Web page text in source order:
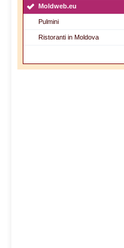
Moldweb.eu
Pulmini
Ristoranti in Moldova